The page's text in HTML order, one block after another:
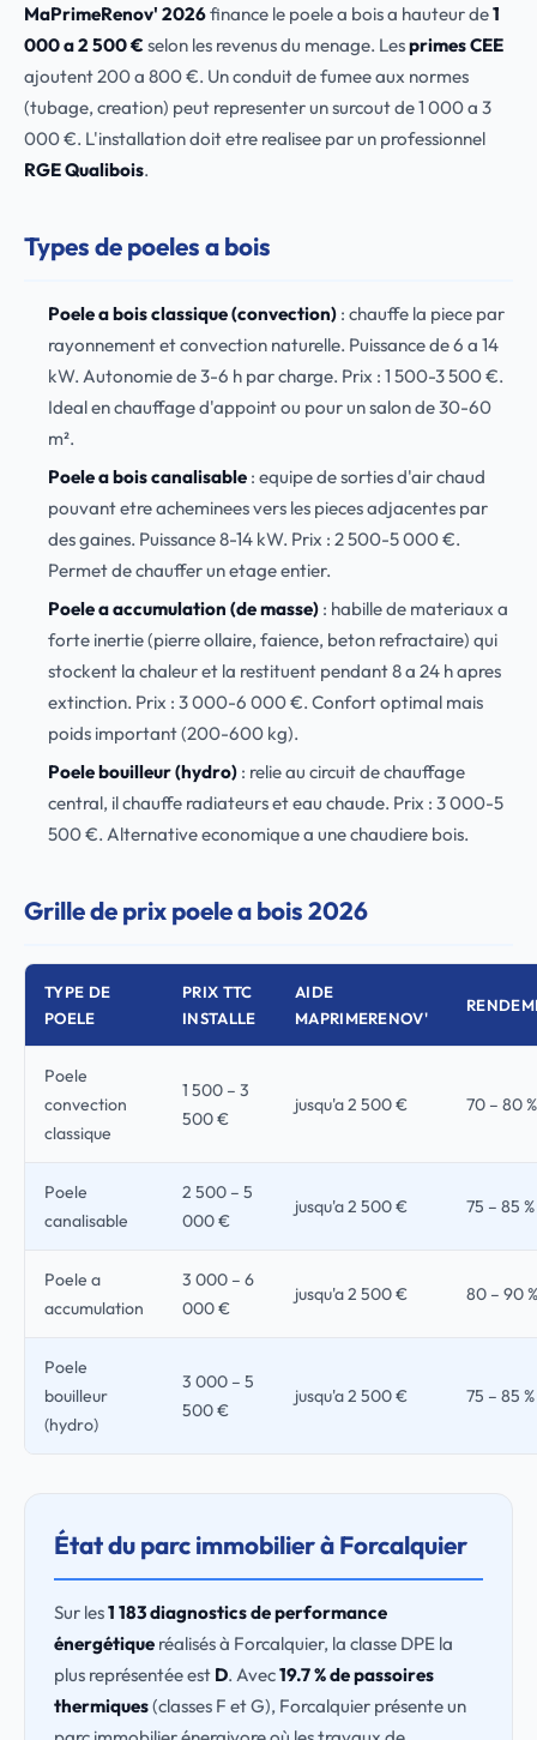
MaPrimeRenov' 2026finance le poele a bois a hauteur de1
000 a 2 500 € selon les revenus du menage. Lesprimes CEE
ajoutent 200 a 800 €. Un conduit de fumee aux normes
(tubage, creation) peut representer un surcout de 1 000 a 3
000 €. L'installation doit etre realisee par un professionnel
RGE Qualibois.
Types de poeles a bois
Poele a bois classique (convection): chauffe la piece par
rayonnement et convection naturelle. Puissance de 6 a 14
kW. Autonomie de 3-6 h par charge. Prix : 1 500-3 500 €.
Ideal en chauffage d'appoint ou pour un salon de 30-60
m².
Poele a bois canalisable: equipe de sorties d'air chaud
pouvant etre acheminees vers les pieces adjacentes par
des gaines. Puissance 8-14 kW. Prix : 2 500-5 000 €.
Permet de chauffer un etage entier.
Poele a accumulation (de masse): habille de materiaux a
forte inertie (pierre ollaire, faience, beton refractaire) qui
stockent la chaleur et la restituent pendant 8 a 24 h apres
extinction. Prix : 3 000-6 000 €. Confort optimal mais
poids important (200-600 kg).
Poele bouilleur (hydro): relie au circuit de chauffage
central, il chauffe radiateurs et eau chaude. Prix : 3 000-5
500 €. Alternative economique a une chaudiere bois.
Grille de prix poele a bois 2026
TYPE DE
POELE
PRIX TTC
INSTALLE
AIDE
MAPRIMERENOV'
Poele
convection
classique
1 500 – 3
500 €
jusqu'a 2 500 € 70 – 80 %
Poele
canalisable
2 500 – 5
000 €
jusqu'a 2 500 € 75 – 85 %
Poele a
accumulation
3 000 – 6
000 €
jusqu'a 2 500 € 80 – 90 %
Poele
bouilleur
(hydro)
3 000 – 5
500 €
jusqu'a 2 500 € 75 – 85 %
État du parc immobilier à Forcalquier
Sur les1 183 diagnostics de performance
énergétique réalisés à Forcalquier, la classe DPE la
plus représentée est D. Avec19.7 % de passoires
thermiques(classes F et G), Forcalquier présente un